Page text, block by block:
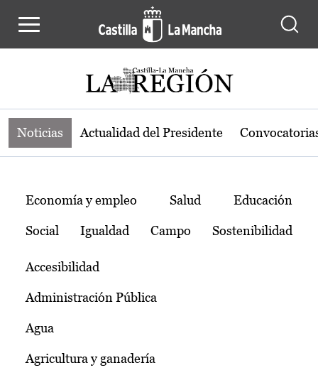
Noticias de la región de Castilla-La
Noticias Actualidad del Presidente
Temas
Economía y empleo Salud Educación
Social Igualdad Campo Sostenibilidad
Accesibilidad
Administración Pública
Agua
Agricultura y ganadería